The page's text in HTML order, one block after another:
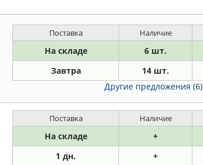
Поставка Наличие
На складе 6 шт.
Завтра 14 шт.
Другие предложения (6)
Поставка Наличие
На складе +
1 дн. +